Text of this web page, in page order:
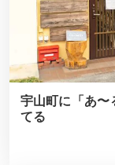
宇山町に「あ〜
てる